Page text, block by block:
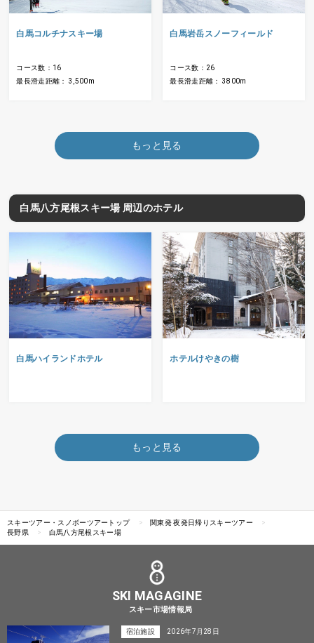
白馬コルチナスキー場
コース数：16
最長滑走距離： 3,500m
白馬岩岳スノーフィールド
コース数：26
最長滑走距離： 3800m
もっと見る
白馬八方尾根スキー場 周辺のホテル
白馬ハイランドホテル ホテルけやきの樹
もっと見る
スキーツアー・スノボーツアートップ
関東発 夜発日帰りスキーツアー
長野県
白馬八方尾根スキー場
SKI MAGAGINE
スキー市場情報局
宿泊施設 2026年7月28日